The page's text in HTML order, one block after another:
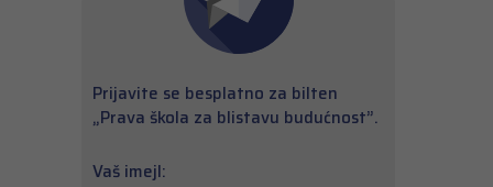
Prijavite se besplatno za bilten
„Prava škola za blistavu budućnost”.
Vaš imejl: